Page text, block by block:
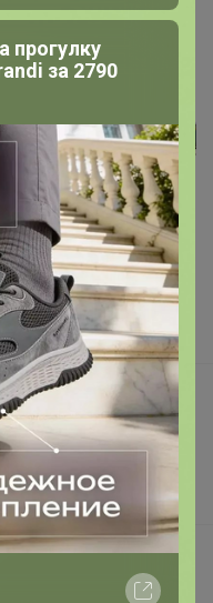
прогулку
за 2790